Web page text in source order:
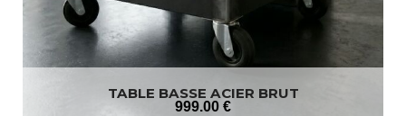
TABLE BASSE ACIER BRUT
999.00 €